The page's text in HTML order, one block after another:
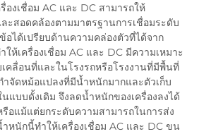
องเชื่อม AC และ DC สามารถให้
ะสอดคล้องตามมาตรฐานการเชื่อมระดับ
อได้เปรียบด้านความคล่องตัวที่ได้จาก
ให้เครื่องเชื่อม AC และ DC มีความเหมาะ
คลื่อนที่และในโรงรถหรือโรงงานที่มีพื้นที่
ำจัดหม้อแปลงที่มีน้ำหนักมากและตัวเก็บ
แบบดั้งเดิม จึงลดน้ำหนักของเครื่องลงได้
รือแม้แต่ยกระดับความสามารถในการส่ง
หนักนี้ทำให้เครื่องเชื่อม AC และ DC ขน